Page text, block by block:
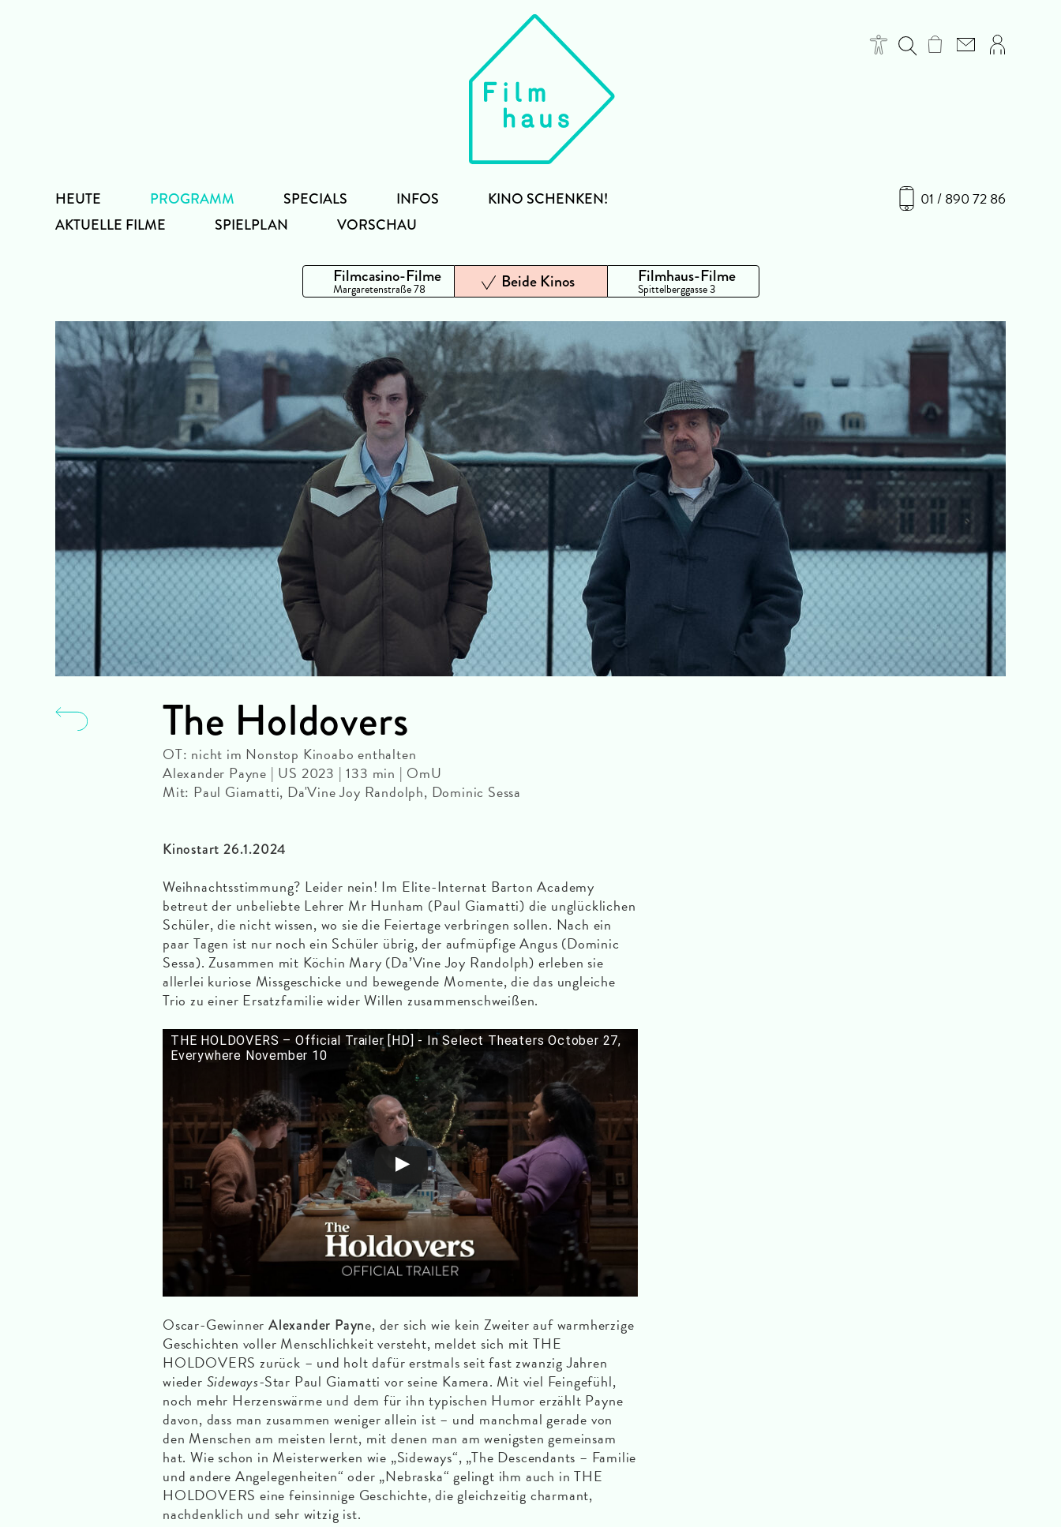
01 / 890 72 86
HEUTE
PROGRAMM
AKTUELLE FILME
SPIELPLAN VORSCHAU
SPECIALS INFOS KINO SCHENKEN!
Filmcasino-Filme
Margaretenstraße 78 Beide Kinos Filmhaus-Filme
Spittelberggasse 3
The Holdovers
OT: nicht im Nonstop Kinoabo enthalten
Alexander Payne | US 2023 | 133 min | OmU
Mit: Paul Giamatti, Da'Vine Joy Randolph, Dominic Sessa
Kinostart 26.1.2024
Weihnachtsstimmung? Leider nein! Im Elite-Internat Barton Academy
betreut der unbeliebte Lehrer Mr Hunham (Paul Giamatti) die unglücklichen
Schüler, die nicht wissen, wo sie die Feiertage verbringen sollen. Nach ein
paar Tagen ist nur noch ein Schüler übrig, der aufmüpfige Angus (Dominic
Sessa). Zusammen mit Köchin Mary (Da’Vine Joy Randolph) erleben sie
allerlei kuriose Missgeschicke und bewegende Momente, die das ungleiche
Trio zu einer Ersatzfamilie wider Willen zusammenschweißen.
THE HOLDOVERS – Official Trailer [HD] - In Select Theaters October 27,
Everywhere November 10
Oscar-Gewinner Alexander Payne, der sich wie kein Zweiter auf warmherzige
Geschichten voller Menschlichkeit versteht, meldet sich mit THE
HOLDOVERS zurück – und holt dafür erstmals seit fast zwanzig Jahren
wieder Sideways-Star Paul Giamatti vor seine Kamera. Mit viel Feingefühl,
noch mehr Herzenswärme und dem für ihn typischen Humor erzählt Payne
davon, dass man zusammen weniger allein ist – und manchmal gerade von
den Menschen am meisten lernt, mit denen man am wenigsten gemeinsam
hat. Wie schon in Meisterwerken wie „Sideways“, „The Descendants – Familie
und andere Angelegenheiten“ oder „Nebraska“ gelingt ihm auch in THE
HOLDOVERS eine feinsinnige Geschichte, die gleichzeitig charmant,
nachdenklich und sehr witzig ist.